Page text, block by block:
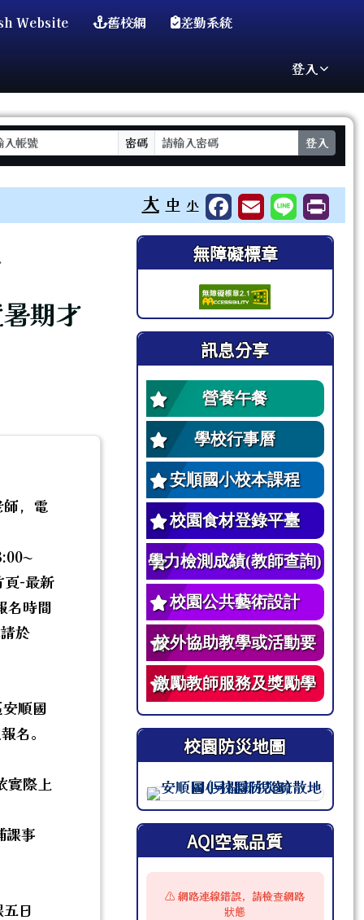
Website 舊校網 差勤系統
登入
密碼 登入
⏸
大 中 小
期才
，電
-最新
名時間
於
順國
名。
實際上
課事
日
右邊區域內容
無障礙標章
訊息分享
營養午餐
學校行事曆
安順國小校本課程
校園食材登錄平臺
學力檢測成績(教師查詢)
校園公共藝術設計
校外協助教學或活動要
點
激勵教師服務及獎勵學
生辦法
校園防災地圖
此圖為安順國小校園防災地圖（
AQI空氣品質
⚠️ 網路連線錯誤，請檢查網路
狀態